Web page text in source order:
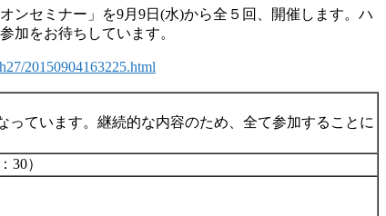
ンセミナー」を9月9日(水)から全５回、開催します。ハ
加をお待ちしています。
20150904163225.html
ています。継続的な内容のため、全て参加することに
30）